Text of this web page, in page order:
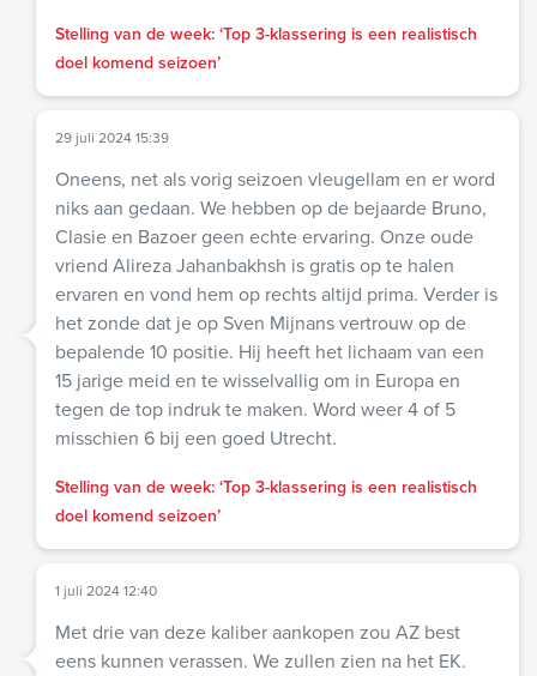
Stelling van de week: ‘Top 3-klassering is een realistisch
doel komend seizoen’
29 juli 2024 15:39
Oneens, net als vorig seizoen vleugellam en er word
niks aan gedaan. We hebben op de bejaarde Bruno,
Clasie en Bazoer geen echte ervaring. Onze oude
vriend Alireza Jahanbakhsh is gratis op te halen
ervaren en vond hem op rechts altijd prima. Verder is
het zonde dat je op Sven Mijnans vertrouw op de
bepalende 10 positie. Hij heeft het lichaam van een
15 jarige meid en te wisselvallig om in Europa en
tegen de top indruk te maken. Word weer 4 of 5
misschien 6 bij een goed Utrecht.
Stelling van de week: ‘Top 3-klassering is een realistisch
doel komend seizoen’
1 juli 2024 12:40
Met drie van deze kaliber aankopen zou AZ best
eens kunnen verassen. We zullen zien na het EK.